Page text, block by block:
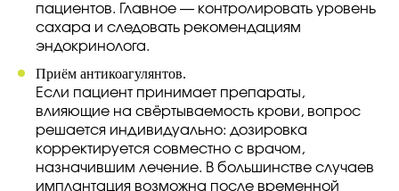
пациентов. Главное — контролировать уровень
сахара и следовать рекомендациям
эндокринолога.
Приём антикоагулянтов.
Если пациент принимает препараты,
влияющие на свёртываемость крови, вопрос
решается индивидуально: дозировка
корректируется совместно с врачом,
назначившим лечение. В большинстве случаев
имплантация возможна после временной